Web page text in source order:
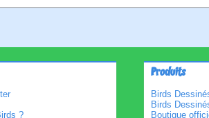
?
Produits
Birds
Birds
Boutique